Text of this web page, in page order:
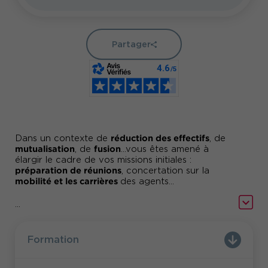
Dans un contexte de réduction des effectifs, de
mutualisation, de fusion...vous êtes amené à
élargir le cadre de vos missions initiales :
préparation de réunions, concertation sur la
mobilité et les carrières des agents...
en retour. Les relations sociales sont aujourd'hui
vécues comme un passage obligé ou un exercice
...
Partager
Formation